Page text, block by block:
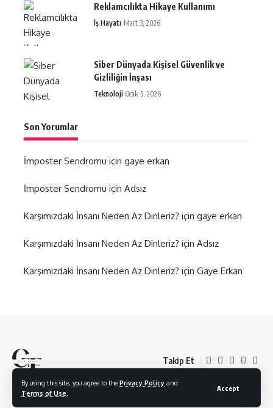
By using this site, you agree to the Privacy Policy and
Terms of Use
Accept
Reklamcılıkta Hikaye Kullanımı
İş Hayatı Mart 3, 2026
Siber Dünyada Kişisel Güvenlik ve
Gizliliğin İnşası
Teknoloji Ocak 5, 2026
Son Yorumlar
İmposter Sendromu için gaye erkan
İmposter Sendromu için Adsız
Karşımızdaki İnsanı Neden Az Dinleriz? için gaye erkan
Karşımızdaki İnsanı Neden Az Dinleriz? için Adsız
Karşımızdaki İnsanı Neden Az Dinleriz? için Gaye Erkan
Takip Et